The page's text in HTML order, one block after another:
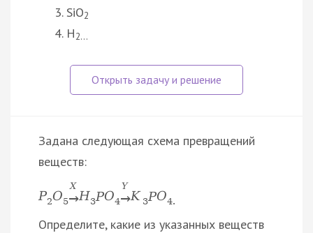
SiO2
H2…
Задана следующая схема превращений
веществ:
P2O5
X
→Н3PO4
Y
→K 3PO4.
Определите, какие из указанных веществ